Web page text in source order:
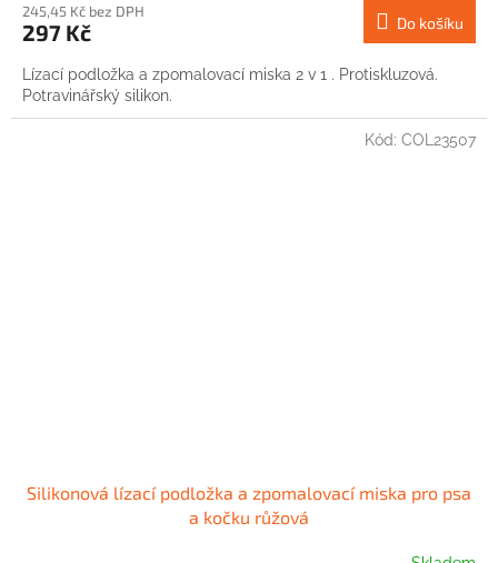
245,45 Kč bez DPH
297 Kč Do košíku
Lízací podložka a zpomalovací miska 2 v 1 . Protiskluzová.
Potravinářský silikon.
Silikonová lízací podložka a zpomalovací miska pro psa
a kočku růžová
Kód: COL23507